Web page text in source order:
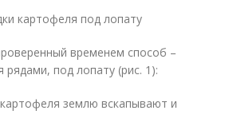
картофеля под лопату
временем способ –
рядами, под лопату (рис. 1):
землю вскапывают и